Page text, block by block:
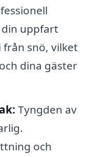
uppfart
snö, vilket
dina gäster
Tyngden av
och